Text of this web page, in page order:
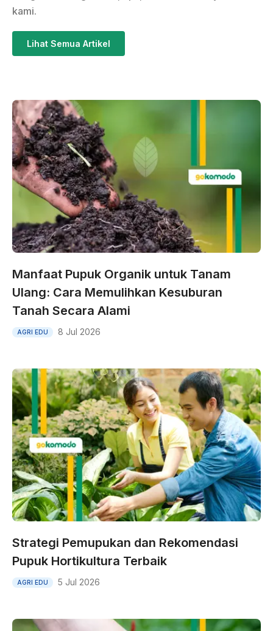
kami.
Lihat Semua Artikel
Manfaat Pupuk Organik untuk Tanam
Ulang: Cara Memulihkan Kesuburan
Tanah Secara Alami
AGRI EDU 8 Jul 2026
Strategi Pemupukan dan Rekomendasi
Pupuk Hortikultura Terbaik
AGRI EDU 5 Jul 2026